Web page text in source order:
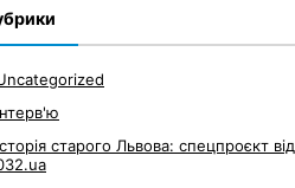
старого Львова: спецпроєкт від